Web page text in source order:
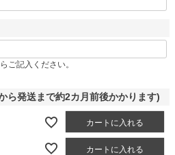
ご記入ください。
ら発送まで約2カ月前後かかります)
カートに入れる
カートに入れる